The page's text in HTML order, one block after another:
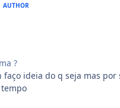
AUTHOR
?
ideia do q seja mas